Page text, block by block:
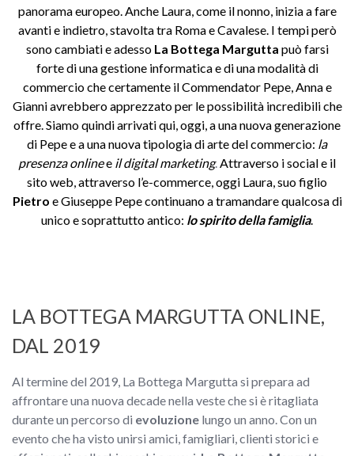
panorama europeo. Anche Laura, come il nonno, inizia a fare
avanti e indietro, stavolta tra Roma e Cavalese. I tempi però
sono cambiati e adesso La Bottega Margutta può farsi
forte di una gestione informatica e di una modalità di
commercio che certamente il Commendator Pepe, Anna e
Gianni avrebbero apprezzato per le possibilità incredibili che
offre. Siamo quindi arrivati qui, oggi, a una nuova generazione
di Pepe e a una nuova tipologia di arte del commercio: la
presenza onlinee il digital marketing.Attraverso i social e il
sito web, attraverso l’e-commerce, oggi Laura, suo figlio
Pietro e Giuseppe Pepe continuano a tramandare qualcosa di
unico e soprattutto antico: lo spirito della famiglia.
LA BOTTEGA MARGUTTA ONLINE,
DAL 2019
Al termine del 2019, La Bottega Margutta si prepara ad
affrontare una nuova decade nella veste che si è ritagliata
durante un percorso di evoluzione lungo un anno. Con un
evento che ha visto unirsi amici, famigliari, clienti storici e